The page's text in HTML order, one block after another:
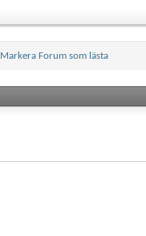
Markera Forum som lästa